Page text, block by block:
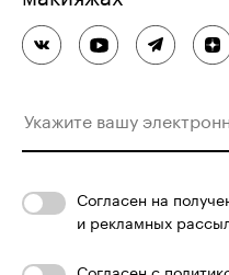
Согласен на
и рекламных